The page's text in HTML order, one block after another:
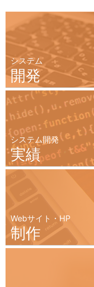
システム
開発
システム開発
実績
Webサイト・HP
制作